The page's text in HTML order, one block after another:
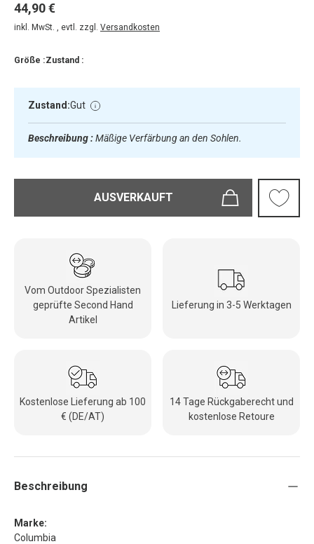
44,90 €
inkl. MwSt. , evtl. zzgl. Versandkosten
Größe :Zustand :
Zustand:Gut
Beschreibung :Mäßige Verfärbung an den Sohlen.
AUSVERKAUFT
Vom Outdoor Spezialisten
geprüfte Second Hand
Artikel
Lieferung in 3-5 Werktagen
Kostenlose Lieferung ab 100
€ (DE/AT)
14 Tage Rückgaberecht und
kostenlose Retoure
Beschreibung
Marke:
Columbia